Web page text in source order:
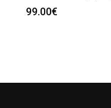
99.00€